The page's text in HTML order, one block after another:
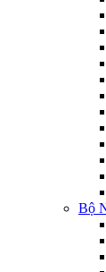
Bộ